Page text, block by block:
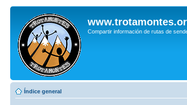
Compartir información de rutas de
Índice general